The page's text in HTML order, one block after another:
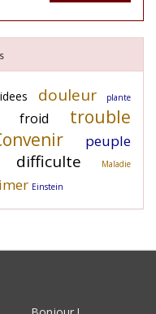
idees douleur plante
froid trouble
peuple
difficulte Maladie
Einstein